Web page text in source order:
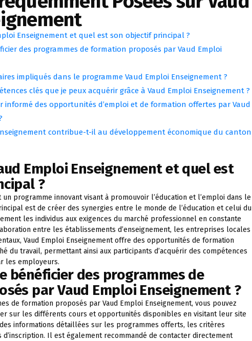
Enseignement et quel est son objectif principal ?
des programmes de formation proposés par Vaud Emploi
impliqués dans le programme Vaud Emploi Enseignement ?
clés que je peux acquérir grâce à Vaud Emploi Enseignement ?
informé des opportunités d’emploi et de formation offertes par Vaud
contribue-t-il au développement économique du canton
Emploi Enseignement et quel est
?
un programme innovant visant à promouvoir l’éducation et l’emploi dans le
est de créer des synergies entre le monde de l’éducation et celui du
les individus aux exigences du marché professionnel en constante
entre les établissements d’enseignement, les entreprises locales
Vaud Emploi Enseignement offre des opportunités de formation
du travail, permettant ainsi aux participants d’acquérir des compétences
les employeurs.
bénéficier des programmes de
par Vaud Emploi Enseignement ?
de formation proposés par Vaud Emploi Enseignement, vous pouvez
sur les différents cours et opportunités disponibles en visitant leur site
informations détaillées sur les programmes offerts, les critères
d’inscription. Il est également recommandé de contacter directement